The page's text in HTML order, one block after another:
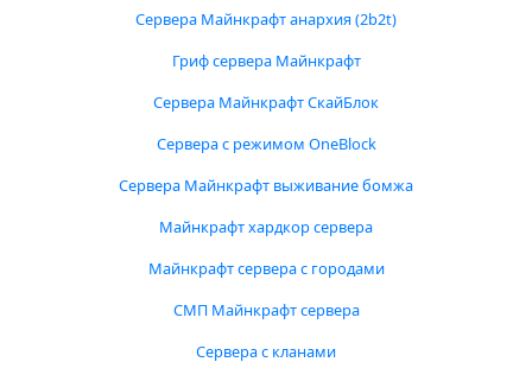
Сервера Майнкрафт анархия (2b2t)
Гриф сервера Майнкрафт
Сервера Майнкрафт СкайБлок
Сервера с режимом OneBlock
Сервера Майнкрафт выживание бомжа
Майнкрафт хардкор сервера
Майнкрафт сервера с городами
СМП Майнкрафт сервера
Сервера с кланами